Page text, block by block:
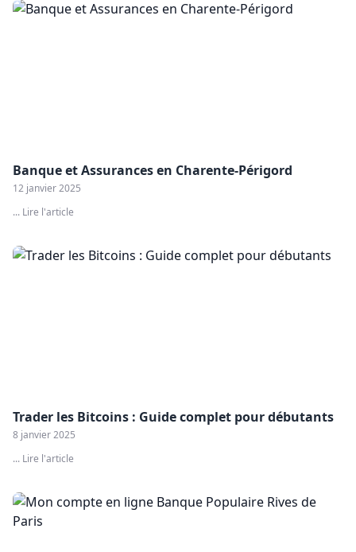
Banque et Assurances en Charente-Périgord
12 janvier 2025
... Lire l'article
Trader les Bitcoins : Guide complet pour débutants
8 janvier 2025
... Lire l'article